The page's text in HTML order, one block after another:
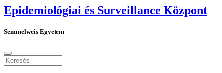
Epidemiológiai és Surveillance Központ
Semmelweis Egyetem